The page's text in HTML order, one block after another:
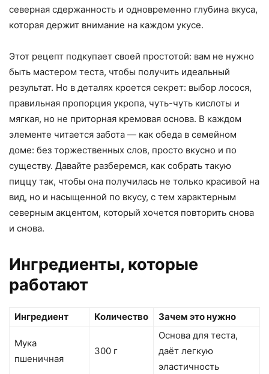
северная сдержанность и одновременно глубина вкуса,
которая держит внимание на каждом укусе.
Этот рецепт подкупает своей простотой: вам не нужно
быть мастером теста, чтобы получить идеальный
результат. Но в деталях кроется секрет: выбор лосося,
правильная пропорция укропа, чуть-чуть кислоты и
мягкая, но не приторная кремовая основа. В каждом
элементе читается забота — как обеда в семейном
доме: без торжественных слов, просто вкусно и по
существу. Давайте разберемся, как собрать такую
пиццу так, чтобы она получилась не только красивой на
вид, но и насыщенной по вкусу, с тем характерным
северным акцентом, который хочется повторить снова
и снова.
Ингредиенты, которые
работают
Ингредиент Количество Зачем это нужно
Мука
пшеничная
300 г
Основа для теста,
даёт легкую
эластичность